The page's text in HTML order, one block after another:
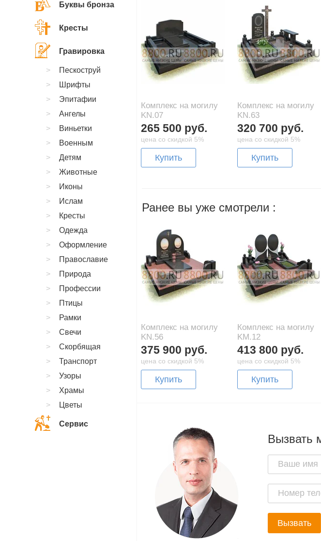
Комплекс на могилу
KN.07
265 500 руб.
цена со скидкой 5%
Купить
Комплекс на могилу
KN.63
320 700 руб.
цена со скидкой 5%
Купить
Ранее вы уже смотрели :
Комплекс на могилу
KN.56
375 900 руб.
цена со скидкой 5%
Купить
Комплекс на могилу
KM.12
413 800 руб.
цена со скидкой 5%
Купить
Буквы бронза
Кресты
Гравировка
Пескоструй
Шрифты
Эпитафии
Ангелы
Виньетки
Военным
Детям
Животные
Иконы
Ислам
Кресты
Одежда
Оформление
Православие
Природа
Профессии
Птицы
Рамки
Свечи
Скорбящая
Транспорт
Узоры
Храмы
Цветы
Сервис
Вызвать
Вызвать